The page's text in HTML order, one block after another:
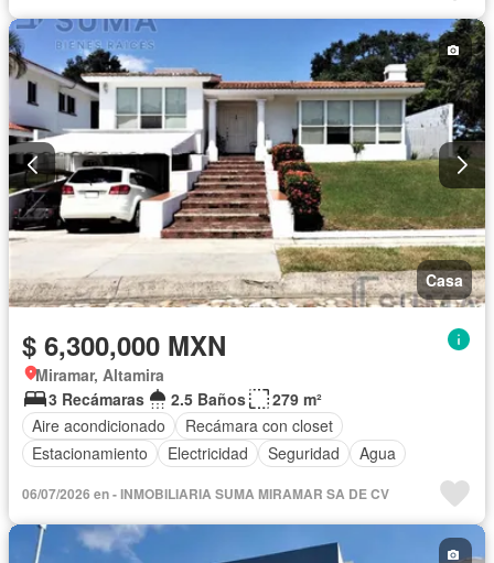
Casa
$ 6,300,000 MXN
Miramar, Altamira
3 Recámaras
2.5 Baños
279 m²
Aire acondicionado
Recámara con closet
Estacionamiento
Electricidad Seguridad Agua
06/07/2026 en - INMOBILIARIA SUMA MIRAMAR SA DE CV